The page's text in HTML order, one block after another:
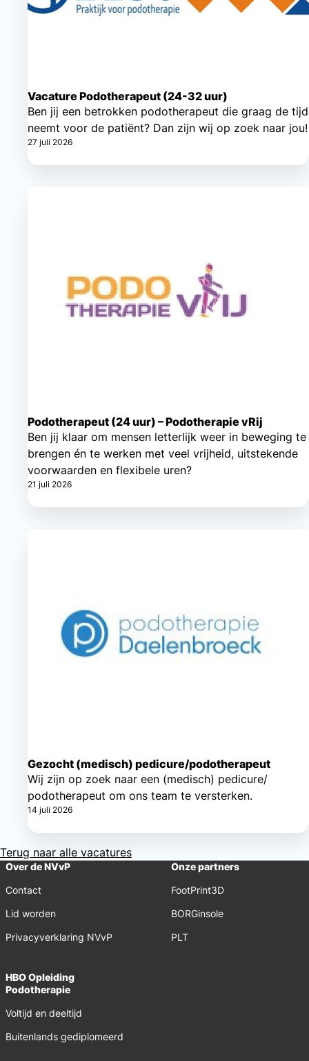
Vacature Podotherapeut (24-32 uur)
Ben jij een betrokken podotherapeut die graag de tijd
neemt voor de patiënt? Dan zijn wij op zoek naar jou!
27 juli 2026
Podotherapeut (24 uur) – Podotherapie vRij
Ben jij klaar om mensen letterlijk weer in beweging te
brengen én te werken met veel vrijheid, uitstekende
voorwaarden en flexibele uren?
21 juli 2026
Gezocht (medisch) pedicure/podotherapeut
Wij zijn op zoek naar een (medisch) pedicure/
podotherapeut om ons team te versterken.
14 juli 2026
Terug naar alle vacatures
Over de NVvP
Contact
Lid worden
Privacyverklaring NVvP
Onze partners
FootPrint3D
BORGinsole
PLT
HBO Opleiding
Podotherapie
Voltijd en deeltijd
Buitenlands gediplomeerd